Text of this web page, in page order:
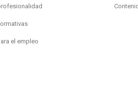
el empleo